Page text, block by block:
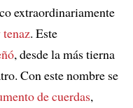
extraordinariamente
. Este
, desde la más tierna
Con este nombre se
de cuerdas,